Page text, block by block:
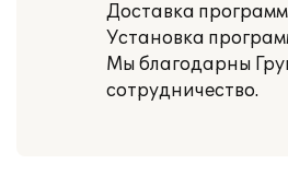
Доставка
Установка
Мы благодарны
сотрудничество.